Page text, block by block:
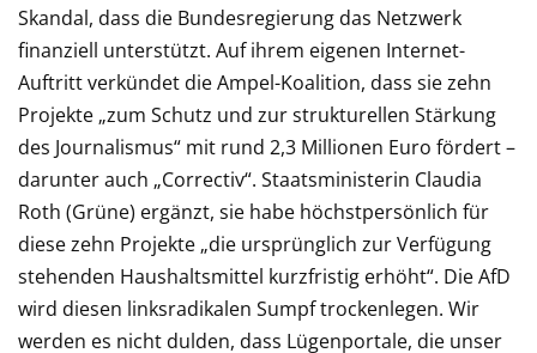
Skandal, dass die Bundesregierung das Netzwerk
finanziell unterstützt. Auf ihrem eigenen Internet-
Auftritt verkündet die Ampel-Koalition, dass sie zehn
Projekte „zum Schutz und zur strukturellen Stärkung
des Journalismus“ mit rund 2,3 Millionen Euro fördert –
darunter auch „Correctiv“. Staatsministerin Claudia
Roth (Grüne) ergänzt, sie habe höchstpersönlich für
diese zehn Projekte „die ursprünglich zur Verfügung
stehenden Haushaltsmittel kurzfristig erhöht“. Die AfD
wird diesen linksradikalen Sumpf trockenlegen. Wir
werden es nicht dulden, dass Lügenportale, die unser